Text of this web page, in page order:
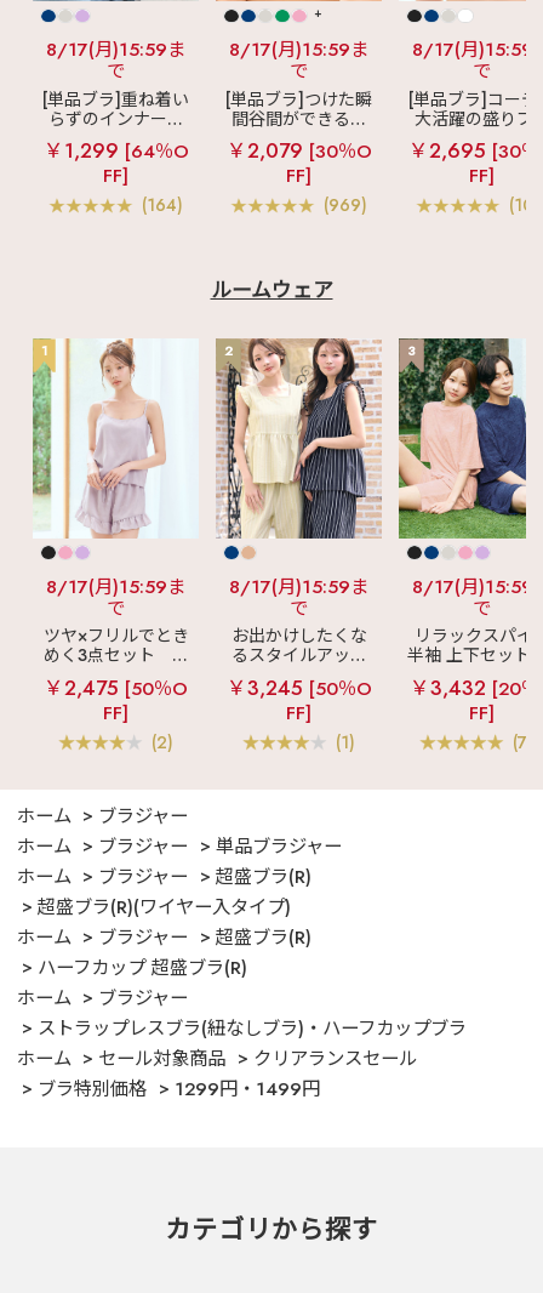
8/17(月)15:59ま
で
[単品ブラ]重ね着い
らずのインナーブ
ラ
リッチバスト
ブラトップ (ワイヤ
ー入り)
￥1,299 [64％O
FF]
(164)
+
8/17(月)15:59ま
で
[単品ブラ]つけた瞬
間谷間ができるシ
ームレスブラ
超
盛ブラ(R) シームレ
ス 単品ブラジャー
￥2,079 [30％O
FF]
(969)
8/17(月)15:59
で
[単品ブラ]コーデ
大活躍の盛りブ
ショートレン
ス ブラトップ 超
ブラ(R) 単品ブ
ャー
￥2,695 [30
FF]
ルームウェア
1
8/17(月)15:59ま
で
ツヤ×フリルでとき
めく3点セット
シ
ルキー ショートパ
ンツ 3点セット
￥2,475 [50％O
FF]
(2)
2
8/17(月)15:59ま
で
お出かけしたくな
るスタイルアップ
見え
ストライプ
フリル ロングパン
ツ 綿混 上下セット
￥3,245 [50％O
FF]
(1)
3
8/17(月)15:59
で
リラックスパイ
半袖 上下セット
女兼用サイズ)
￥3,432 [20
FF]
ホーム
ブラジャー
ホーム
ブラジャー
単品ブラジャー
ホーム
ブラジャー
超盛ブラ(R)
超盛ブラ(R)(ワイヤー入タイプ)
ホーム
ブラジャー
超盛ブラ(R)
ハーフカップ 超盛ブラ(R)
ホーム
ブラジャー
ストラップレスブラ(紐なしブラ)・ハーフカップブラ
ホーム
セール対象商品
クリアランスセール
ブラ特別価格
1299円・1499円
カテゴリから探す